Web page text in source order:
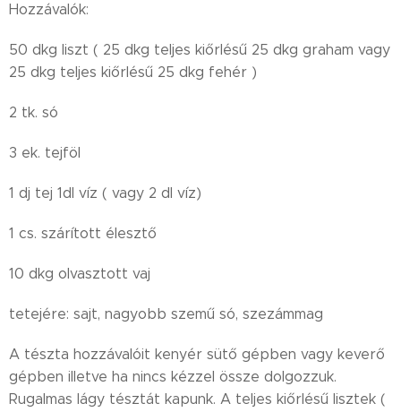
Hozzávalók:
50 dkg liszt ( 25 dkg teljes kiőrlésű 25 dkg graham vagy
25 dkg teljes kiőrlésű 25 dkg fehér )
2 tk. só
3 ek. tejföl
1 dj tej 1dl víz ( vagy 2 dl víz)
1 cs. szárított élesztő
10 dkg olvasztott vaj
tetejére: sajt, nagyobb szemű só, szezámmag
A tészta hozzávalóit kenyér sütő gépben vagy keverő
gépben illetve ha nincs kézzel össze dolgozzuk.
Rugalmas lágy tésztát kapunk. A teljes kiőrlésű lisztek (